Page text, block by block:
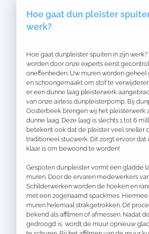
Hoe gaat dun pleister
werk?
Hoe gaat dunpleister spuiten in zijn
worden door onze experts eerst
oneffenheden. Uw muren worden geheel
en schoongemaakt om stof te
er een dunne laag pleisterwerk
van onze airless dunpleisterpomp. Bij
Oosterbeek brengen wij het pleisterwerk
dunne laag. Deze laag is slechts 1 tot 6
betekent ook dat de pleister veel sneller
traditioneel stucwerk. Dit zorgt ervoor dat
klaar is om bewoond te worden!
Gespoten dunpleister vormt een gladde
muren. Door de ervaren medewerkers
Schilderwerken worden de hoeken en
met een zogenaamd spackmes.
muren helemaal strakgetrokken. Dit
bekend als affilmen of afmessen. Nadat
gedroogd is, wordt de muur opnieuw